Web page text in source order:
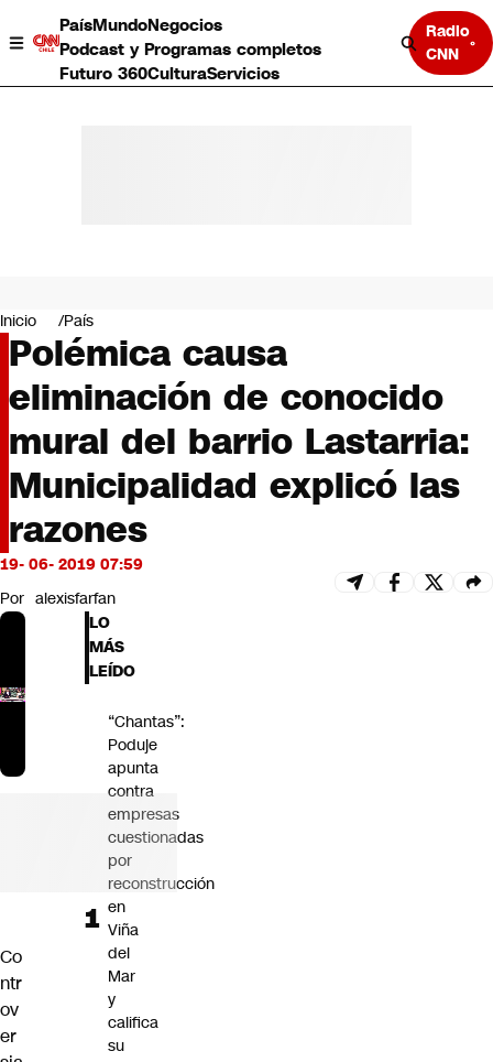
PaísMundoNegocios
Podcast y Programas completos
Futuro 360CulturaServicios
Radio
CNN
Negocios
Deportes
Programas completos
Cultura
Servicios
Bits
CNN tiempo
Opinión
Inicio País
Polémica causa
eliminación de conocido
mural del barrio Lastarria:
Municipalidad explicó las
razones
19- 06- 2019 07:59
Por alexisfarfan
Co
ntr
ov
er
LO
MÁS
LEÍDO
“Chantas”:
Poduje
apunta
contra
empresas
cuestionadas
por
reconstrucción
en
Viña
del
Mar
y
califica
su